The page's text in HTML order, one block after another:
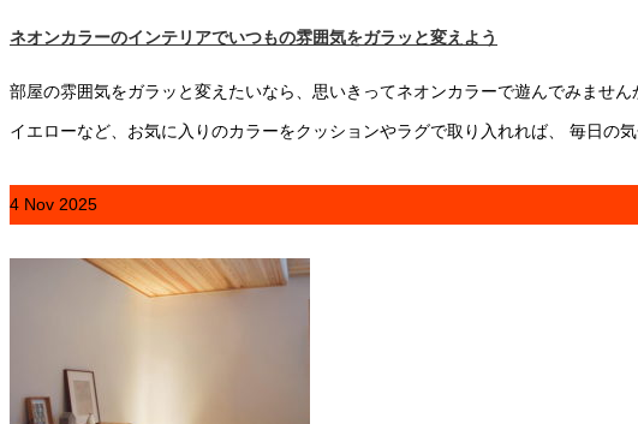
ネオンカラーのインテリアでいつもの雰囲気をガラッと変えよう
部屋の雰囲気をガラッと変えたいなら、思いきってネオンカラーで遊んでみませ
イエローなど、お気に入りのカラーをクッションやラグで取り入れれば、 毎日の
4 Nov 2025